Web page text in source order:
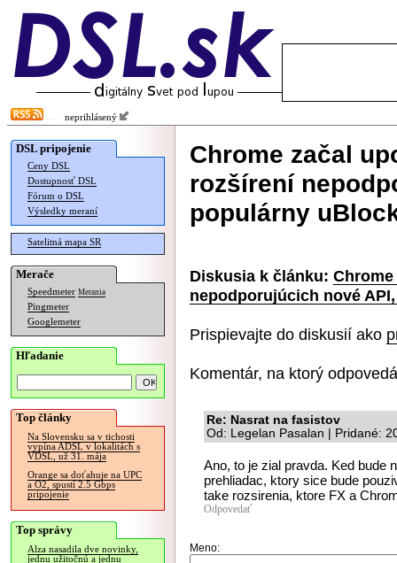
neprihlásený
DSL pripojenie
Ceny DSL
Dostupnosť DSL
Fórum o DSL
Výsledky meraní
Satelitná mapa SR
Merače
Speedmeter Merania
Pingmeter
Googlemeter
Hľadanie
Top články
Na Slovensku sa v tichosti
vypína ADSL v lokalitách s
VDSL, už 31. mája
Orange sa doťahuje na UPC
a O2, spustí 2.5 Gbps
pripojenie
Top správy
Alza nasadila dve novinky,
jednu užitočnú a jednu
Chrome začal
rozšírení
populárny
Diskusia k článku:
nepodporujúcich nové
Prispievajte do diskusií ako
Komentár, na ktorý
Re: Nasrat na fasistov
Od: Legelan Pasalan | Pridané:
Ano, to je zial pravda. Ked bude
prehliadac, ktory sice bude
take rozsirenia, ktore FX a
Odpovedať
Meno: